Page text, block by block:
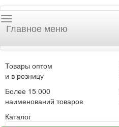
Главное меню
Товары оптом
и в розницу
Более 15 000
наименований товаров
Каталог